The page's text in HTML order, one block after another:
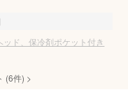
ド、保冷剤ポケット付き
(6件) >